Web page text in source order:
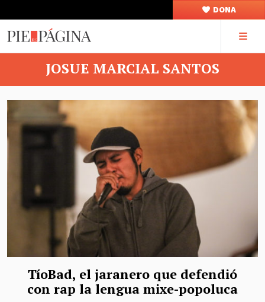
DONA
JOSUE MARCIAL SANTOS
TíoBad, el jaranero que defendió
con rap la lengua mixe-popoluca